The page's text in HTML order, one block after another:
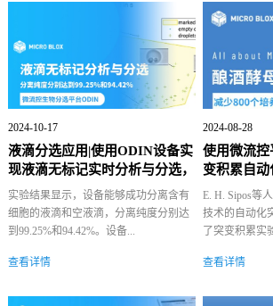
2024-10-17
液滴分选应用|使用ODIN设备实
现液滴无标记实时分析与分选，
精度...
实验结果显示，设备能够成功分离含有
细胞的液滴和空液滴，分离纯度分别达
到99.25%和94.42%。设备...
查看详情
2024-08-28
使用微流
变积累自
间和人...
E. H. Sipos等
技术的自动化
了突变积累实
查看详情